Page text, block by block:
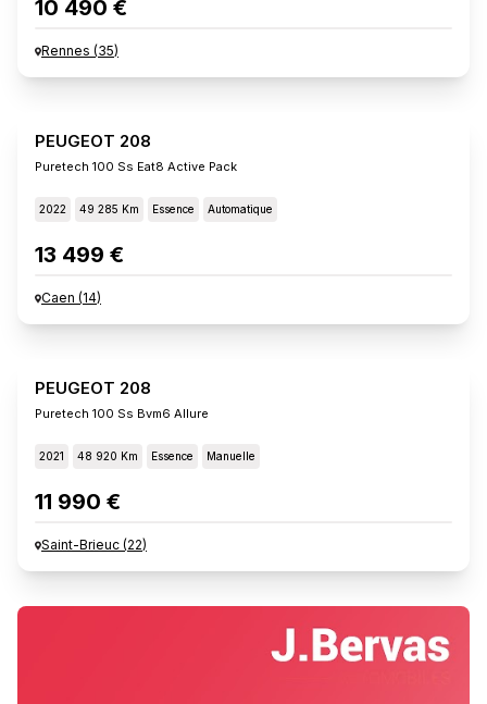
10 490 €
Rennes (35)
PEUGEOT 208
Puretech 100 Ss Eat8 Active Pack
2022 49 285 Km Essence Automatique
13 499 €
Caen (14)
PEUGEOT 208
Puretech 100 Ss Bvm6 Allure
2021 48 920 Km Essence Manuelle
11 990 €
Saint-Brieuc (22)